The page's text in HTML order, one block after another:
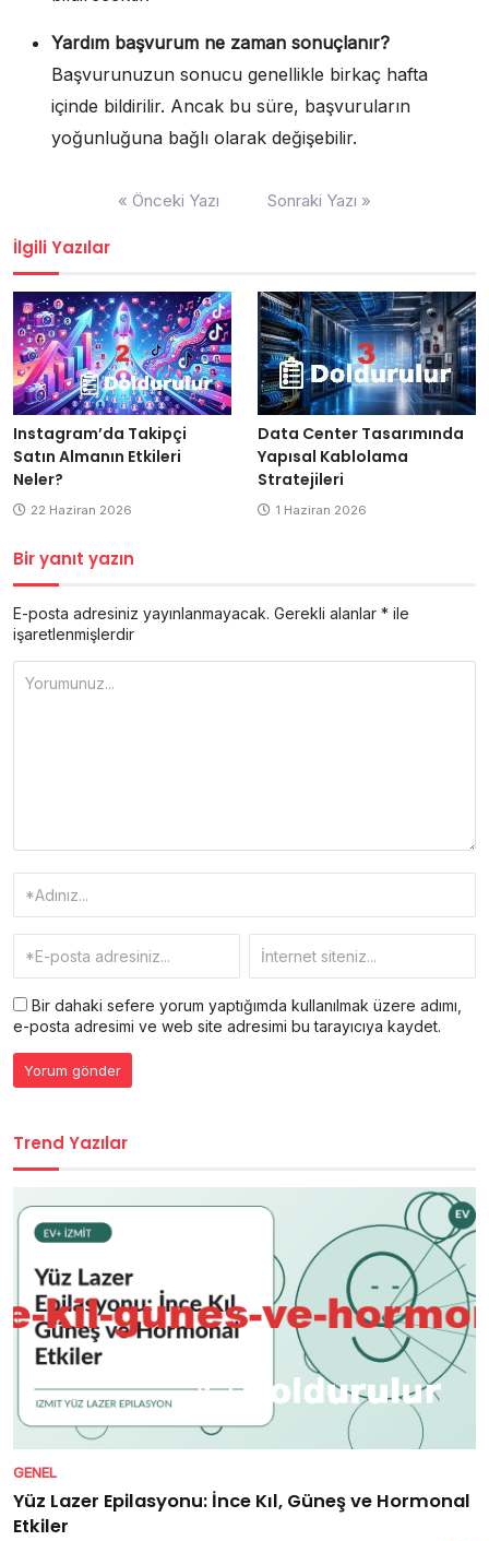
Yardım başvurum ne zaman sonuçlanır?
Başvurunuzun sonucu genellikle birkaç hafta
içinde bildirilir. Ancak bu süre, başvuruların
yoğunluğuna bağlı olarak değişebilir.
« Önceki Yazı Sonraki Yazı »
İlgili Yazılar
Instagram’da Takipçi
Satın Almanın Etkileri
Neler?
22 Haziran 2026
Data Center Tasarımında
Yapısal Kablolama
Stratejileri
1 Haziran 2026
Bir yanıt yazın
E-posta adresiniz yayınlanmayacak. Gerekli alanlar * ile
işaretlenmişlerdir
Bir dahaki sefere yorum yaptığımda kullanılmak üzere adımı,
e-posta adresimi ve web site adresimi bu tarayıcıya kaydet.
Trend Yazılar
GENEL
Yüz Lazer Epilasyonu: İnce Kıl, Güneş ve Hormonal
Etkiler